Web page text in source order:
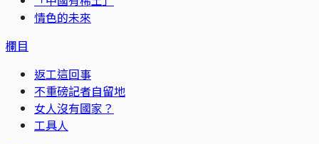
情色的未來
欄目
返工這回事
不重磅記者自留地
女人沒有國家？
工具人